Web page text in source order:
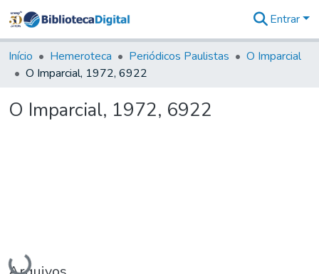
&
Coleções
Tudo na
Digital
Entrar
Início Hemeroteca Periódicos Paulistas
O Imparcial
O Imparcial, 1972, 6922
O Imparcial, 1972, 6922
Carregando...